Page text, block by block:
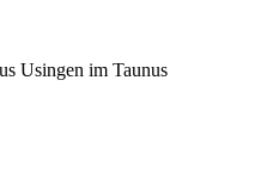
Usingen im Taunus